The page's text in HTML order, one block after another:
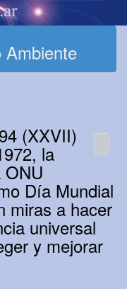
Ambiente
(XXVII)
la
ONU
Día Mundial
miras a hacer
universal
y mejorar